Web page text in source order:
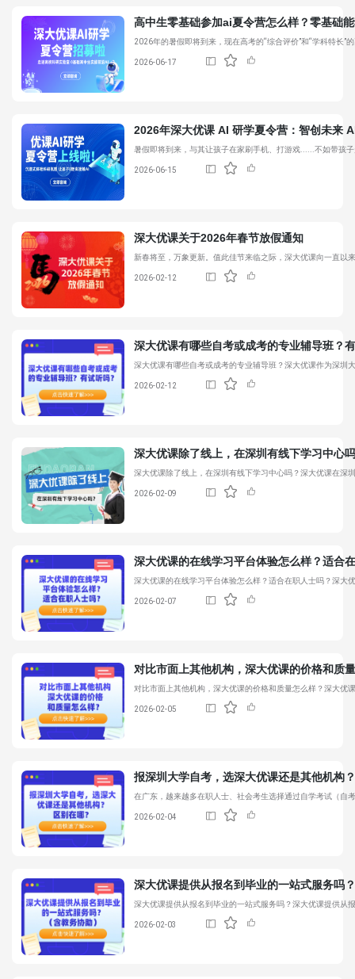
高中生零基础参加ai夏令营怎么样？零基础
2026年的暑假即将到来，现在高考的“综合评价”和“学科特长
2026-06-17
2026年深大优课 AI 研学夏令营：智创未来
暑假即将到来，与其让孩子在家刷手机、打游戏......不如带孩
2026-06-15
深大优课关于2026年春节放假通知
新春将至，万象更新。值此佳节来临之际， 深大优课向一直以
2026-02-12
深大优课有哪些自考或成考的专业辅导班？
深大优课有哪些自考或成考的专业辅导班？深大优课作为深圳
2026-02-12
深大优课除了线上，在深圳有线下学习中心
深大优课除了线上，在深圳有线下学习中心吗？深大优课在深
2026-02-09
深大优课的在线学习平台体验怎么样？适合
深大优课的在线学习平台体验怎么样？适合在职人士吗？深大
2026-02-07
对比市面上其他机构， 深大优课的价格和质
对比市面上其他机构， 深大优课的价格和质量怎么样？深大优课
2026-02-05
报深圳大学自考，选深大优课还是其他机构
在广东，越来越多在职人士、社会考生选择通过自学考试（自
2026-02-04
深大优课提供从报名到毕业的一站式服务吗
深大优课提供从报名到毕业的一站式服务吗？深大优课提供从
2026-02-03